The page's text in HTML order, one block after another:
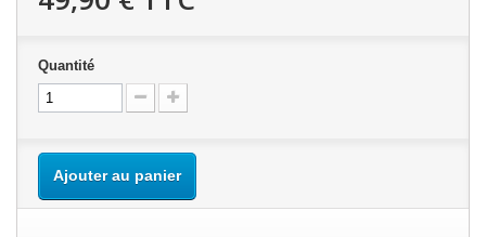
Quantité
Ajouter au panier